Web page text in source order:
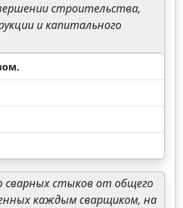
строительства,
и капитального
сварных стыков от общего
каждым сварщиком, на